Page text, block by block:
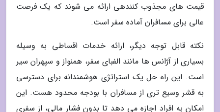
قیمت های مجذوب کنندهی ارائه می شوند که یک فرصت
عالی برای مسافران آماده سفر است.
نکته قابل توجه دیگر، ارائه خدمات اقساطی به وسیله
بسیاری از آژانس ها مانند الفبای سفر، همنواز و سپهران سیر
است. این راه حل یک استراتژی هوشمندانه برای دسترسی
به قشر وسیع تری از مسافران با بودجه محدود هست. این
امکان به افراد اجازه می دهد تا بدون فشار مالی، از سفری